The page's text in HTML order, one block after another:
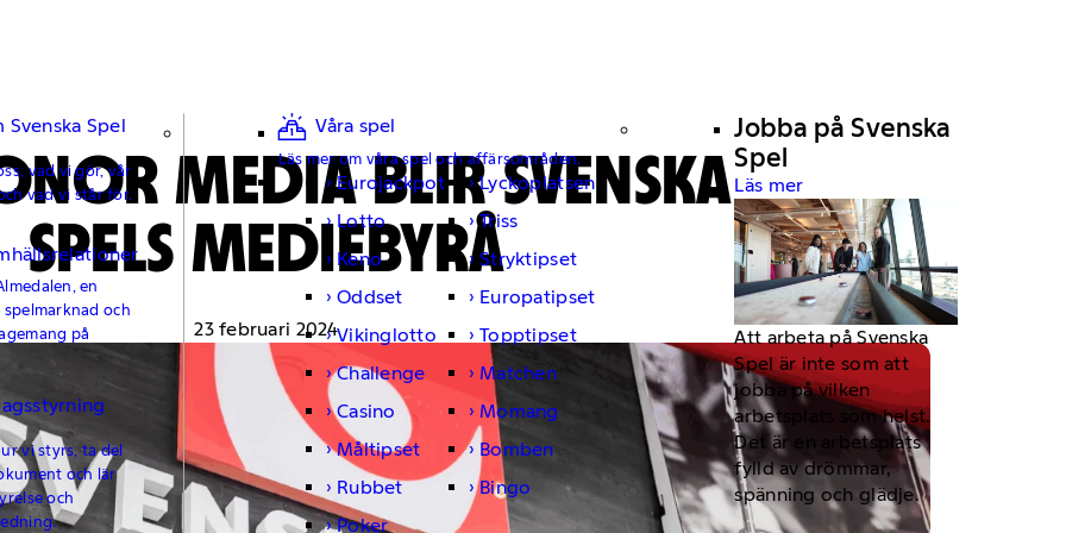
Svenska Spel
vad vi gör, vår
vad vi står för.
en
och
på
vi styrs, ta del
och lär
och
Våra spel
Läs mer om våra spel och affärsområden.
Eurojackpot
Lyckoplatsen
Lotto
Triss
Keno
Stryktipset
Oddset
Europatipset
Vikinglotto
Topptipset
Challenge
Matchen
Casino
Momang
Måltipset
Bomben
Rubbet
Bingo
Poker
Jobba på Svenska
Spel
Läs mer
Att arbeta på Svenska
Spel är inte som att
jobba på vilken
arbetsplats som helst.
Det är en arbetsplats
fylld av drömmar,
spänning och glädje.
MEDIA BLIR SVENSKA
SPELS MEDIEBYRÅ
23 februari 2024